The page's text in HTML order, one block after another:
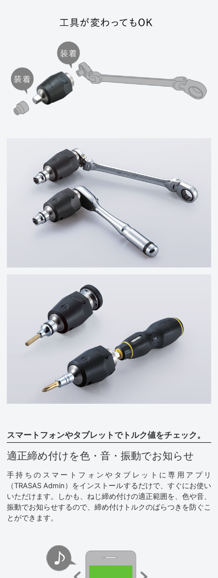
スマートフォンやタブレットでトルク値をチェック。
適正締め付けを色・音・振動でお知らせ
手持ちのスマートフォンやタブレットに専用アプリ
（TRASAS Admin）をインストールするだけで、すぐにお使い
いただけます。しかも、ねじ締め付けの適正範囲を、色や音、
振動でお知らせするので、締め付けトルクのばらつきを防ぐこ
とができます。